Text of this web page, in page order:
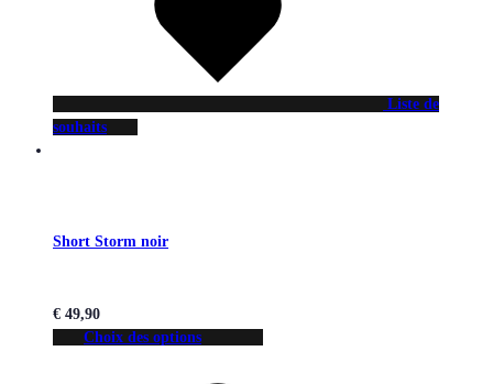
Liste de
souhaits
Short Storm noir
€ 49,90
Choix des options